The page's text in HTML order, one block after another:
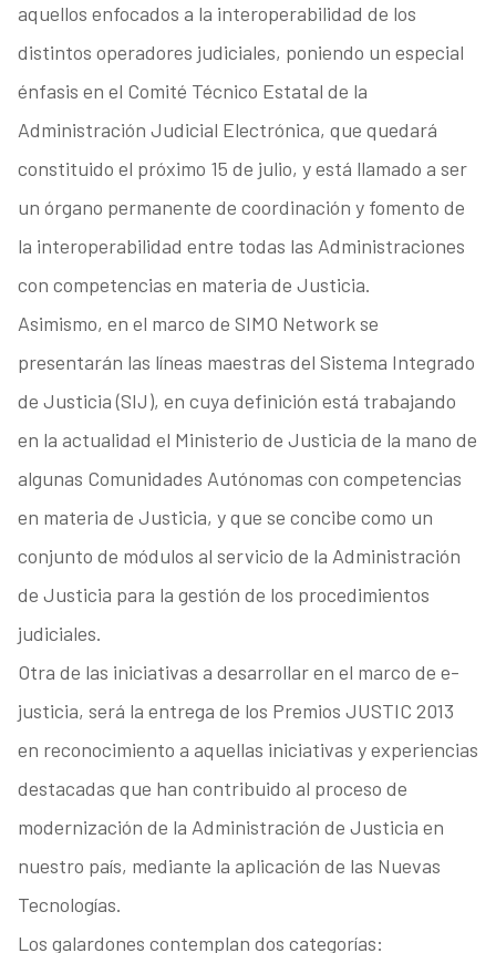
aquellos enfocados a la interoperabilidad de los
distintos operadores judiciales, poniendo un especial
énfasis en el Comité Técnico Estatal de la
Administración Judicial Electrónica, que quedará
constituido el próximo 15 de julio, y está llamado a ser
un órgano permanente de coordinación y fomento de
la interoperabilidad entre todas las Administraciones
con competencias en materia de Justicia.
Asimismo, en el marco de SIMO Network se
presentarán las líneas maestras del Sistema Integrado
de Justicia (SIJ), en cuya definición está trabajando
en la actualidad el Ministerio de Justicia de la mano de
algunas Comunidades Autónomas con competencias
en materia de Justicia, y que se concibe como un
conjunto de módulos al servicio de la Administración
de Justicia para la gestión de los procedimientos
judiciales.
Otra de las iniciativas a desarrollar en el marco de e-
justicia, será la entrega de los Premios JUSTIC 2013
en reconocimiento a aquellas iniciativas y experiencias
destacadas que han contribuido al proceso de
modernización de la Administración de Justicia en
nuestro país, mediante la aplicación de las Nuevas
Tecnologías.
Los galardones contemplan dos categorías: